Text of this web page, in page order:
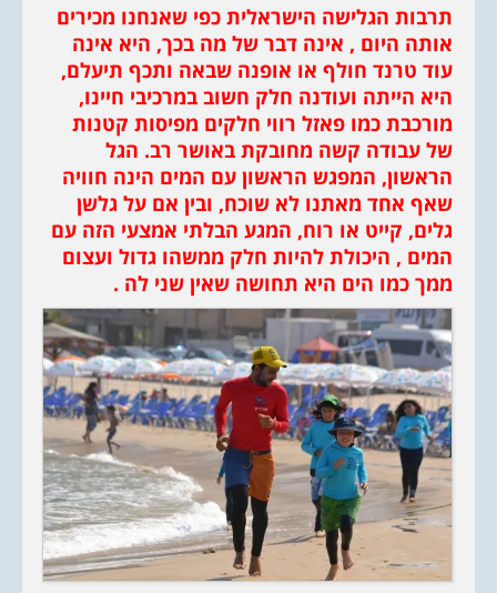
תרבות הגלישה הישראלית כפי שאנחנו מכירים
אותה היום , אינה דבר של מה בכך, היא אינה
עוד טרנד חולף או אופנה שבאה ותכף תיעלם,
היא הייתה ועודנה חלק חשוב במרכיבי חיינו,
מורכבת כמו פאזל רווי חלקים מפיסות קטנות
של עבודה קשה מחובקת באושר רב. הגל
הראשון, המפגש הראשון עם המים הינה חוויה
שאף אחד מאתנו לא שוכח, ובין אם על גלשן
גלים, קייט או רוח, המגע הבלתי אמצעי הזה עם
המים , היכולת להיות חלק ממשהו גדול ועצום
ממך כמו הים היא תחושה שאין שני לה .